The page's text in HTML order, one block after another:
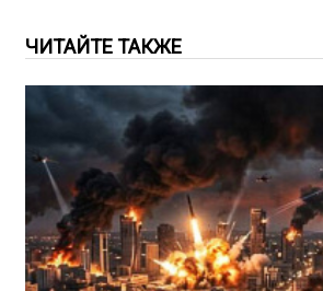
ЧИТАЙТЕ ТАКЖЕ